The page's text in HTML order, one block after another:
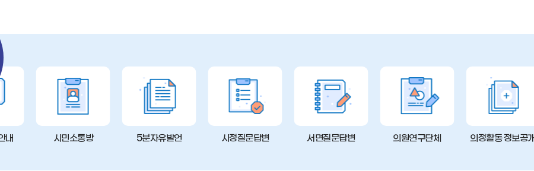
내 시민소통방 5분자유발언 시정질문답변 서면질문답변 의원연구단체 의정활동 정보공